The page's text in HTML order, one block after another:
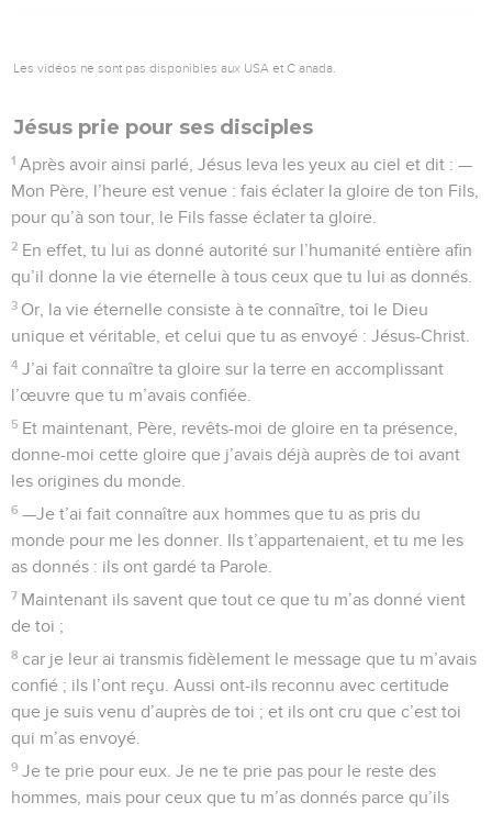
Les vidéos ne sont pas disponibles aux USA et C anada.
Jésus prie pour ses disciples
1 Après avoir ainsi parlé, Jésus leva les yeux au ciel et dit : —
Mon Père, l’heure est venue : fais éclater la gloire de ton Fils,
pour qu’à son tour, le Fils fasse éclater ta gloire.
2 En effet, tu lui as donné autorité sur l’humanité entière afin
qu’il donne la vie éternelle à tous ceux que tu lui as donnés.
3 Or, la vie éternelle consiste à te connaître, toi le Dieu
unique et véritable, et celui que tu as envoyé : Jésus-Christ.
4 J’ai fait connaître ta gloire sur la terre en accomplissant
l’œuvre que tu m’avais confiée.
5 Et maintenant, Père, revêts-moi de gloire en ta présence,
donne-moi cette gloire que j’avais déjà auprès de toi avant
les origines du monde.
6 —Je t’ai fait connaître aux hommes que tu as pris du
monde pour me les donner. Ils t’appartenaient, et tu me les
as donnés : ils ont gardé ta Parole.
7 Maintenant ils savent que tout ce que tu m’as donné vient
de toi ;
8 car je leur ai transmis fidèlement le message que tu m’avais
confié ; ils l’ont reçu. Aussi ont-ils reconnu avec certitude
que je suis venu d’auprès de toi ; et ils ont cru que c’est toi
qui m’as envoyé.
9 Je te prie pour eux. Je ne te prie pas pour le reste des
hommes, mais pour ceux que tu m’as donnés parce qu’ils